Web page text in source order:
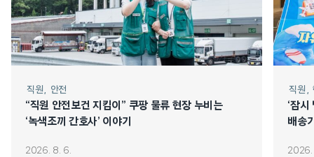
직원 안전
“직원 안전보건 지킴이” 쿠팡 물류 현장 누비는
‘녹색조끼 간호사’ 이야기
2026. 8. 6.
직원
‘잠시
배송
2026.